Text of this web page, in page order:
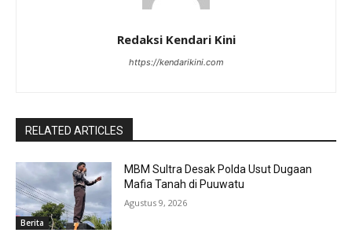
Redaksi Kendari Kini
https://kendarikini.com
RELATED ARTICLES
Berita
MBM Sultra Desak Polda Usut Dugaan
Mafia Tanah di Puuwatu
Agustus 9, 2026